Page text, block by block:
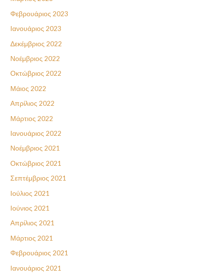
Φεβρουάριος 2023
Ιανουάριος 2023
Δεκέμβριος 2022
Νοέμβριος 2022
Οκτώβριος 2022
Μάιος 2022
Απρίλιος 2022
Μάρτιος 2022
Ιανουάριος 2022
Νοέμβριος 2021
Οκτώβριος 2021
Σεπτέμβριος 2021
Ιούλιος 2021
Ιούνιος 2021
Απρίλιος 2021
Μάρτιος 2021
Φεβρουάριος 2021
Ιανουάριος 2021